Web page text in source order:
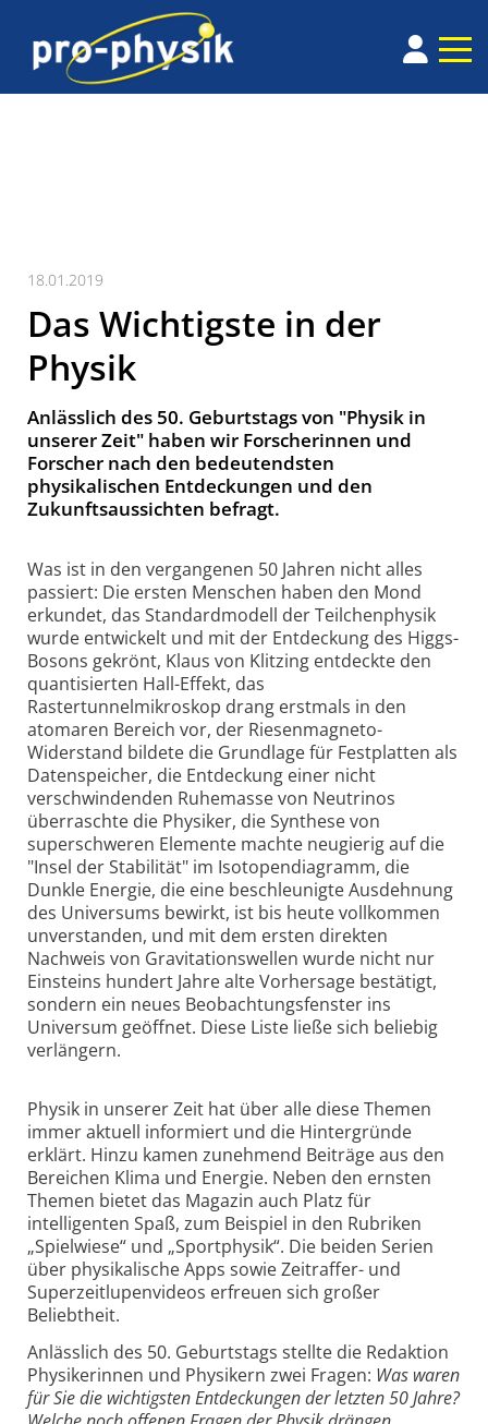
18.01.2019
Das Wichtigste in der
Physik
Anlässlich des 50. Geburtstags von "Physik in
unserer Zeit" haben wir Forscherinnen und
Forscher nach den bedeutendsten
physikalischen Entdeckungen und den
Zukunftsaussichten befragt.
Was ist in den vergangenen 50 Jahren nicht alles
passiert: Die ersten Menschen haben den Mond
erkundet, das Standardmodell der Teilchenphysik
wurde entwickelt und mit der Entdeckung des Higgs-
Bosons gekrönt, Klaus von Klitzing entdeckte den
quantisierten Hall-Effekt, das
Rastertunnelmikroskop drang erstmals in den
atomaren Bereich vor, der Riesenmagneto-
Widerstand bildete die Grundlage für Festplatten als
Datenspeicher, die Entdeckung einer nicht
verschwindenden Ruhemasse von Neutrinos
überraschte die Physiker, die Synthese von
superschweren Elemente machte neugierig auf die
"Insel der Stabilität" im Isotopendiagramm, die
Dunkle Energie, die eine beschleunigte Ausdehnung
des Universums bewirkt, ist bis heute vollkommen
unverstanden, und mit dem ersten direkten
Nachweis von Gravitationswellen wurde nicht nur
Einsteins hundert Jahre alte Vorhersage bestätigt,
sondern ein neues Beobachtungsfenster ins
Universum geöffnet. Diese Liste ließe sich beliebig
verlängern.
Physik in unserer Zeit hat über alle diese Themen
immer aktuell informiert und die Hintergründe
erklärt. Hinzu kamen zunehmend Beiträge aus den
Bereichen Klima und Energie. Neben den ernsten
Themen bietet das Magazin auch Platz für
intelligenten Spaß, zum Beispiel in den Rubriken
„Spielwiese“ und „Sportphysik“. Die beiden Serien
über physikalische Apps sowie Zeitraffer- und
Superzeitlupenvideos erfreuen sich großer
Beliebtheit.
Anlässlich des 50. Geburtstags stellte die Redaktion
Physikerinnen und Physikern zwei Fragen: Was waren
für Sie die wichtigsten Entdeckungen der letzten 50 Jahre?